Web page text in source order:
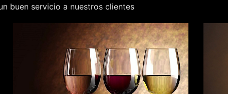
buen servicio a nuestros clientes